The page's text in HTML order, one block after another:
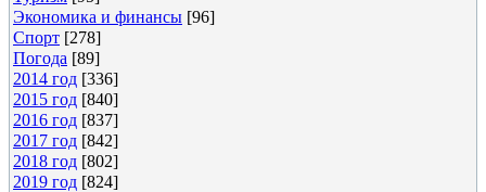
Экономика и финансы [96]
Спорт [278]
Погода [89]
2014 год [336]
2015 год [840]
2016 год [837]
2017 год [842]
2018 год [802]
2019 год [824]